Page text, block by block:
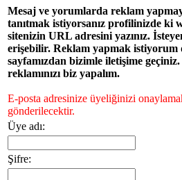
Mesaj ve yorumlarda reklam
tanıtmak istiyorsanız profilinizde ki
sitenizin URL adresini yazınız.
erişebilir. Reklam yapmak istiyorum
sayfamızdan bizimle iletişime
reklamınızı biz yapalım.
E-posta adresinize üyeliğinizi
gönderilecektir.
Üye adı:
Şifre: